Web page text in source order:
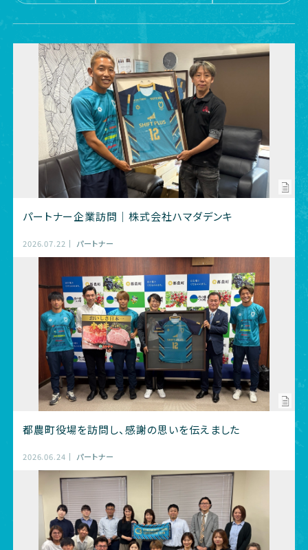
パートナー企業訪問｜株式会社ハマダデンキ
2026.07.22 パートナー
都農町役場を訪問し、感謝の思いを伝えました
2026.06.24 パートナー